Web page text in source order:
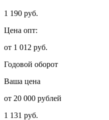
1 190 руб.
Цена опт:
от 1 012 руб.
Годовой оборот
Ваша цена
от 20 000 рублей
1 131 руб.